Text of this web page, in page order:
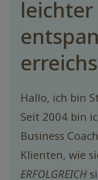
Hallo, ich bin
Seit 2004 bin
Business
Klienten, wie
ERFOLGREICH